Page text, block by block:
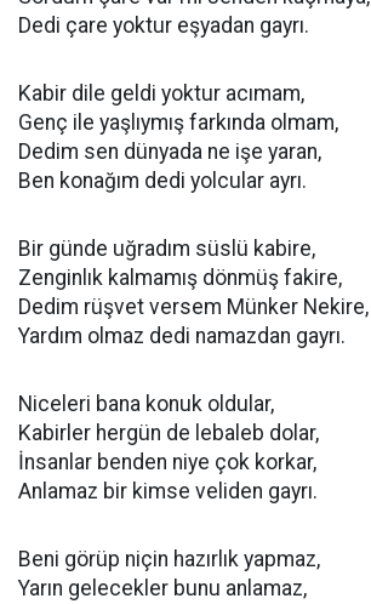
Dedi çare yoktur eşyadan gayrı.
Kabir dile geldi yoktur acımam,
Genç ile yaşlıymış farkında olmam,
Dedim sen dünyada ne işe yaran,
Ben konağım dedi yolcular ayrı.
Bir günde uğradım süslü kabire,
Zenginlık kalmamış dönmüş fakire,
Dedim rüşvet versem Münker Nekire,
Yardım olmaz dedi namazdan gayrı.
Niceleri bana konuk oldular,
Kabirler hergün de lebaleb dolar,
İnsanlar benden niye çok korkar,
Anlamaz bir kimse veliden gayrı.
Beni görüp niçin hazırlık yapmaz,
Yarın gelecekler bunu anlamaz,